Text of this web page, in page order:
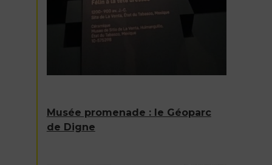
Musée promenade : le Géoparc
de Digne